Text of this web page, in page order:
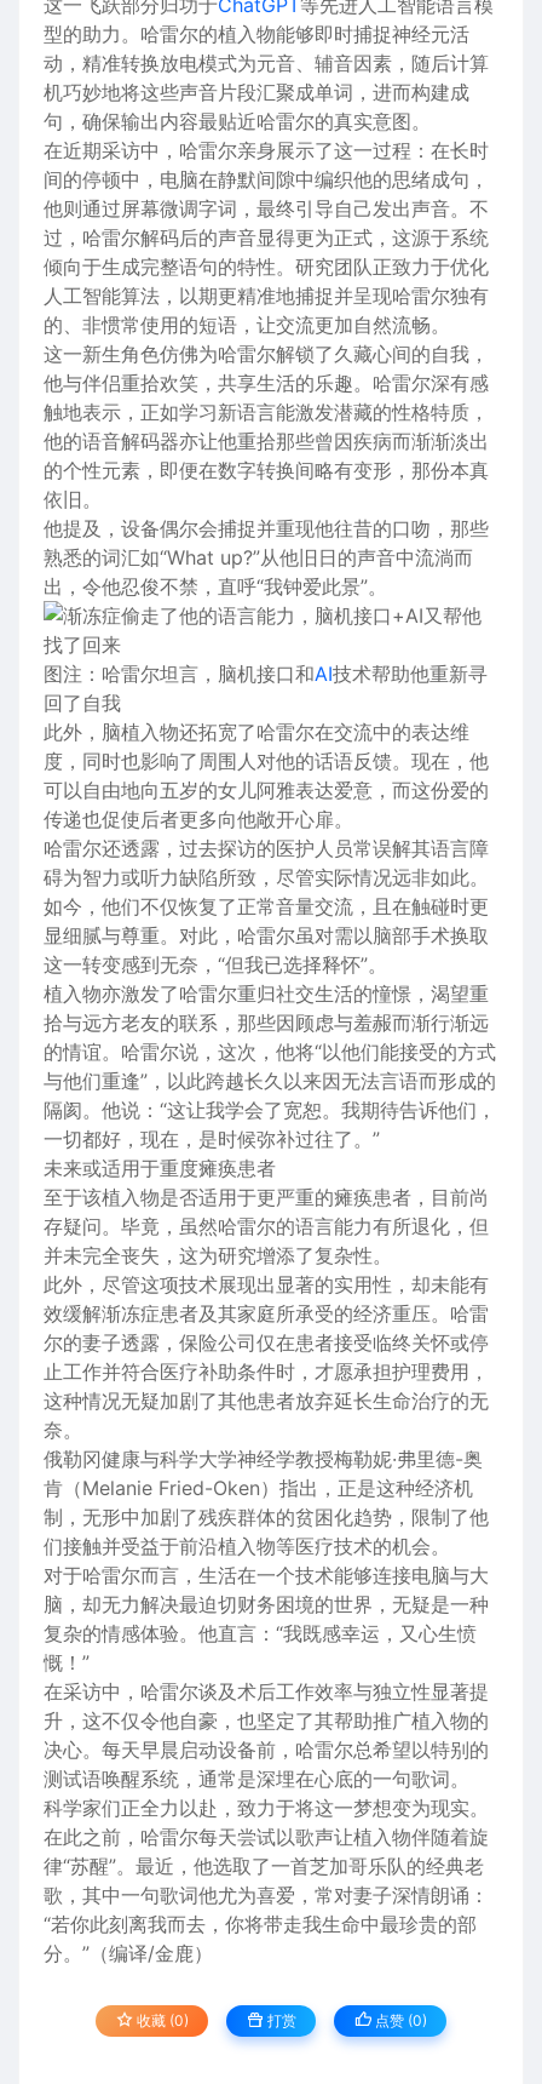
这一飞跃部分归功于ChatGPT 等先进人工智能语言模
型的助力。哈雷尔的植入物能够即时捕捉神经元活
动，精准转换放电模式为元音、辅音因素，随后计算
机巧妙地将这些声音片段汇聚成单词，进而构建成
句，确保输出内容最贴近哈雷尔的真实意图。
在近期采访中，哈雷尔亲身展示了这一过程：在长时
间的停顿中，电脑在静默间隙中编织他的思绪成句，
他则通过屏幕微调字词，最终引导自己发出声音。不
过，哈雷尔解码后的声音显得更为正式，这源于系统
倾向于生成完整语句的特性。研究团队正致力于优化
人工智能算法，以期更精准地捕捉并呈现哈雷尔独有
的、非惯常使用的短语，让交流更加自然流畅。
这一新生角色仿佛为哈雷尔解锁了久藏心间的自我，
他与伴侣重拾欢笑，共享生活的乐趣。哈雷尔深有感
触地表示，正如学习新语言能激发潜藏的性格特质，
他的语音解码器亦让他重拾那些曾因疾病而渐渐淡出
的个性元素，即便在数字转换间略有变形，那份本真
依旧。
他提及，设备偶尔会捕捉并重现他往昔的口吻，那些
熟悉的词汇如“What up?”从他旧日的声音中流淌而
出，令他忍俊不禁，直呼“我钟爱此景”。
图注：哈雷尔坦言，脑机接口和AI技术帮助他重新寻
回了自我
此外，脑植入物还拓宽了哈雷尔在交流中的表达维
度，同时也影响了周围人对他的话语反馈。现在，他
可以自由地向五岁的女儿阿雅表达爱意，而这份爱的
传递也促使后者更多向他敞开心扉。
哈雷尔还透露，过去探访的医护人员常误解其语言障
碍为智力或听力缺陷所致，尽管实际情况远非如此。
如今，他们不仅恢复了正常音量交流，且在触碰时更
显细腻与尊重。对此，哈雷尔虽对需以脑部手术换取
这一转变感到无奈，“但我已选择释怀”。
植入物亦激发了哈雷尔重归社交生活的憧憬，渴望重
拾与远方老友的联系，那些因顾虑与羞赧而渐行渐远
的情谊。哈雷尔说，这次，他将“以他们能接受的方式
与他们重逢”，以此跨越长久以来因无法言语而形成的
隔阂。他说：“这让我学会了宽恕。我期待告诉他们，
一切都好，现在，是时候弥补过往了。”
未来或适用于重度瘫痪患者
至于该植入物是否适用于更严重的瘫痪患者，目前尚
存疑问。毕竟，虽然哈雷尔的语言能力有所退化，但
并未完全丧失，这为研究增添了复杂性。
此外，尽管这项技术展现出显著的实用性，却未能有
效缓解渐冻症患者及其家庭所承受的经济重压。哈雷
尔的妻子透露，保险公司仅在患者接受临终关怀或停
止工作并符合医疗补助条件时，才愿承担护理费用，
这种情况无疑加剧了其他患者放弃延长生命治疗的无
奈。
俄勒冈健康与科学大学神经学教授梅勒妮·弗里德-奥
肯（Melanie Fried-Oken）指出，正是这种经济机
制，无形中加剧了残疾群体的贫困化趋势，限制了他
们接触并受益于前沿植入物等医疗技术的机会。
对于哈雷尔而言，生活在一个技术能够连接电脑与大
脑，却无力解决最迫切财务困境的世界，无疑是一种
复杂的情感体验。他直言：“我既感幸运，又心生愤
慨！”
在采访中，哈雷尔谈及术后工作效率与独立性显著提
升，这不仅令他自豪，也坚定了其帮助推广植入物的
决心。每天早晨启动设备前，哈雷尔总希望以特别的
测试语唤醒系统，通常是深埋在心底的一句歌词。
科学家们正全力以赴，致力于将这一梦想变为现实。
在此之前，哈雷尔每天尝试以歌声让植入物伴随着旋
律“苏醒”。最近，他选取了一首芝加哥乐队的经典老
歌，其中一句歌词他尤为喜爱，常对妻子深情朗诵：
“若你此刻离我而去，你将带走我生命中最珍贵的部
分。”（编译/金鹿）
收藏 (0) 打赏 点赞 (0)